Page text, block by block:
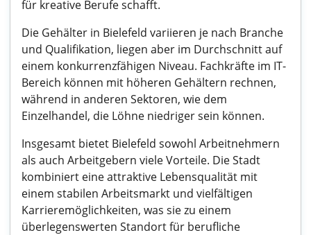
für kreative Berufe schafft.
Die Gehälter in Bielefeld variieren je nach Branche
und Qualifikation, liegen aber im Durchschnitt auf
einem konkurrenzfähigen Niveau. Fachkräfte im IT-
Bereich können mit höheren Gehältern rechnen,
während in anderen Sektoren, wie dem
Einzelhandel, die Löhne niedriger sein können.
Insgesamt bietet Bielefeld sowohl Arbeitnehmern
als auch Arbeitgebern viele Vorteile. Die Stadt
kombiniert eine attraktive Lebensqualität mit
einem stabilen Arbeitsmarkt und vielfältigen
Karrieremöglichkeiten, was sie zu einem
überlegenswerten Standort für berufliche